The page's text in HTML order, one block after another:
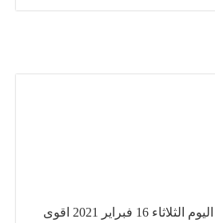
عروض نورى السعودية اليوم الثلاثاء 16 فبراير 2021 اقوى